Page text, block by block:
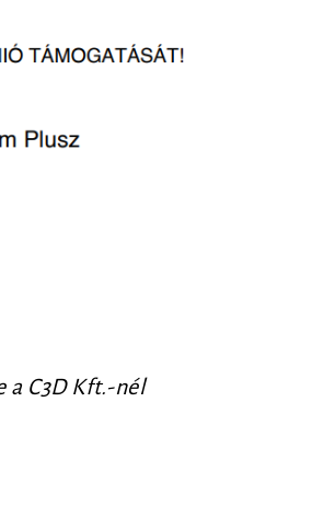
C3D Kft.-nél